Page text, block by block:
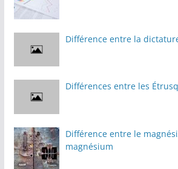
Différence entre la
Différences entre les
Différence entre le
magnésium